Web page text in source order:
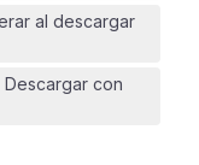
al descargar
Descargar con